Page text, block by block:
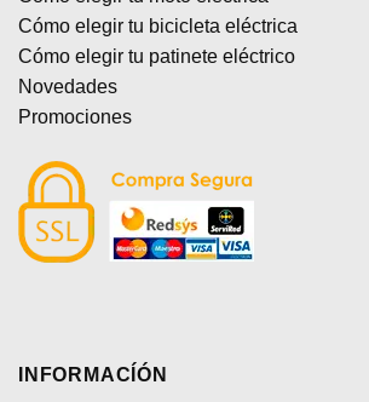
Cómo elegir tu bicicleta eléctrica
Cómo elegir tu patinete eléctrico
Novedades
Promociones
INFORMACÍÓN